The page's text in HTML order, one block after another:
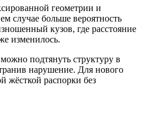
геометрии и
случае больше вероятность
кузов, где расстояние
изменилось.
подтянуть структуру в
нарушение. Для нового
жёсткой распорки без